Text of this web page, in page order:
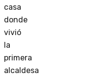
casa
donde
vivió
la
primera
alcaldesa